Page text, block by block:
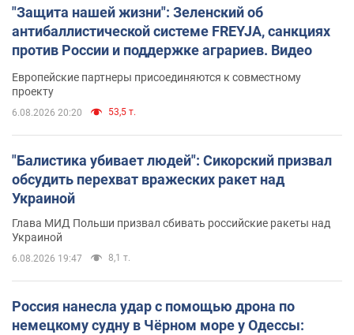
"Защита нашей жизни": Зеленский об
антибаллистической системе FREYJA, санкциях
против России и поддержке аграриев. Видео
Европейские партнеры присоединяются к совместному
проекту
6.08.2026 20:20 53,5 т.
"Балистика убивает людей": Сикорский призвал
обсудить перехват вражеских ракет над
Украиной
Глава МИД Польши призвал сбивать российские ракеты над
Украиной
6.08.2026 19:47 8,1 т.
Россия нанесла удар с помощью дрона по
немецкому судну в Чёрном море у Одессы: